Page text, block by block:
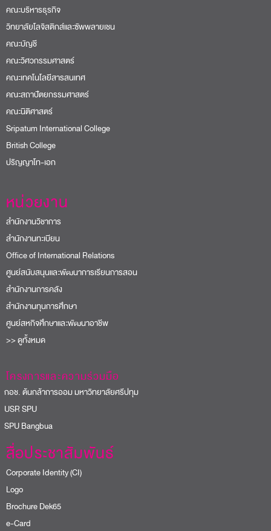
คณะบริหารธุรกิจ
วิทยาลัยโลจิสติกส์และซัพพลายเชน
คณะบัญชี
คณะวิศวกรรมศาสตร์
คณะเทคโนโลยีสารสนเทศ
คณะสถาปัตยกรรมศาสตร์
คณะนิติศาสตร์
Sripatum International College
British College
ปริญญาโท-เอก
หน่วยงาน
สำนักงานวิชาการ
สำนักงานทะเบียน
Office of International Relations
ศูนย์สนับสนุนและพัฒนาการเรียนการสอน
สำนักงานการคลัง
สำนักงานทุนการศึกษา
ศูนย์สหกิจศึกษาและพัฒนาอาชีพ
>> ดูทั้งหมด
โครงการและความร่วมมือ
ช. ต้นกล้าการออม มหาวิทยาลัยศรีปทุม
SPU
Bangbua
สื่อประชาสัมพันธ์
Corporate Identity (CI)
Logo
Brochure Dek65
e-Card